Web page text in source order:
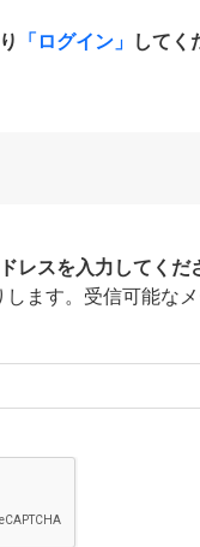
「ログイン」 してく
スを入力してくだ
ます。受信可能な